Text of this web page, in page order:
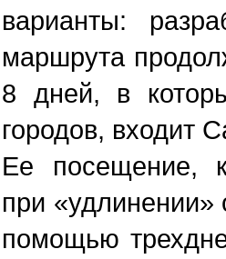
варианты:
маршрута
8 дней, в
городов, входит
Ее посещение,
при «удлинении»
помощью